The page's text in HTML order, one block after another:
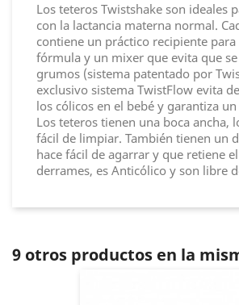
Los teteros Twistshake son ideales
con la lactancia materna normal.
contiene un práctico recipiente para
fórmula y un mixer que evita que
grumos (sistema patentado por
exclusivo sistema TwistFlow evita
los cólicos en el bebé y garantiza
Los teteros tienen una boca ancha,
fácil de limpiar. También tienen un
hace fácil de agarrar y que retiene
derrames, es Anticólico y son libre
9 otros productos en la